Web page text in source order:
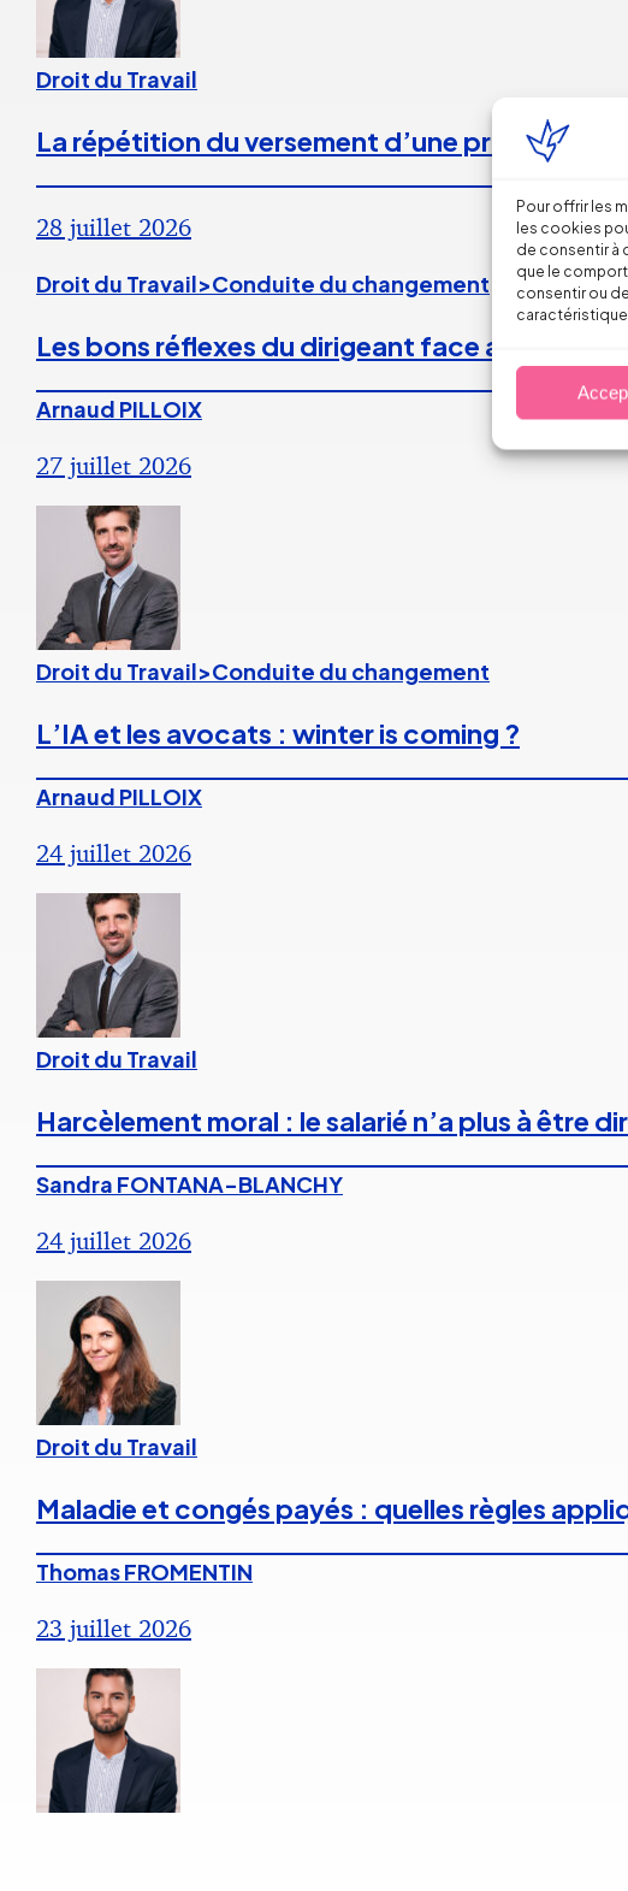
Pour offrir les
les cookies
de consentir à
que le
consentir ou
Droit du Travail
La répétition du versement d’une prime peut
28 juillet 2026
Droit du Travail>Conduite du changement
Les bons réflexes du dirigeant face aux
Arnaud PILLOIX
27 juillet 2026
Droit du Travail>Conduite du changement
L’IA et les avocats : winter is coming ?
Arnaud PILLOIX
24 juillet 2026
Droit du Travail
Harcèlement moral : le salarié n’a plus à être
Sandra FONTANA-BLANCHY
24 juillet 2026
Droit du Travail
Maladie et congés payés : quelles règles
Thomas FROMENTIN
23 juillet 2026